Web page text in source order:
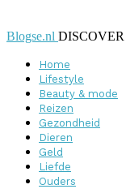
Blogse.nl
Home
Lifestyle
Beauty & mode
Reizen
Gezondheid
Dieren
Geld
Liefde
Ouders